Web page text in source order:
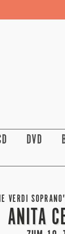
DVD
VERDI
ANITA